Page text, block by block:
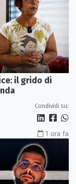
il grido di
Condividi su:
1 ora fa